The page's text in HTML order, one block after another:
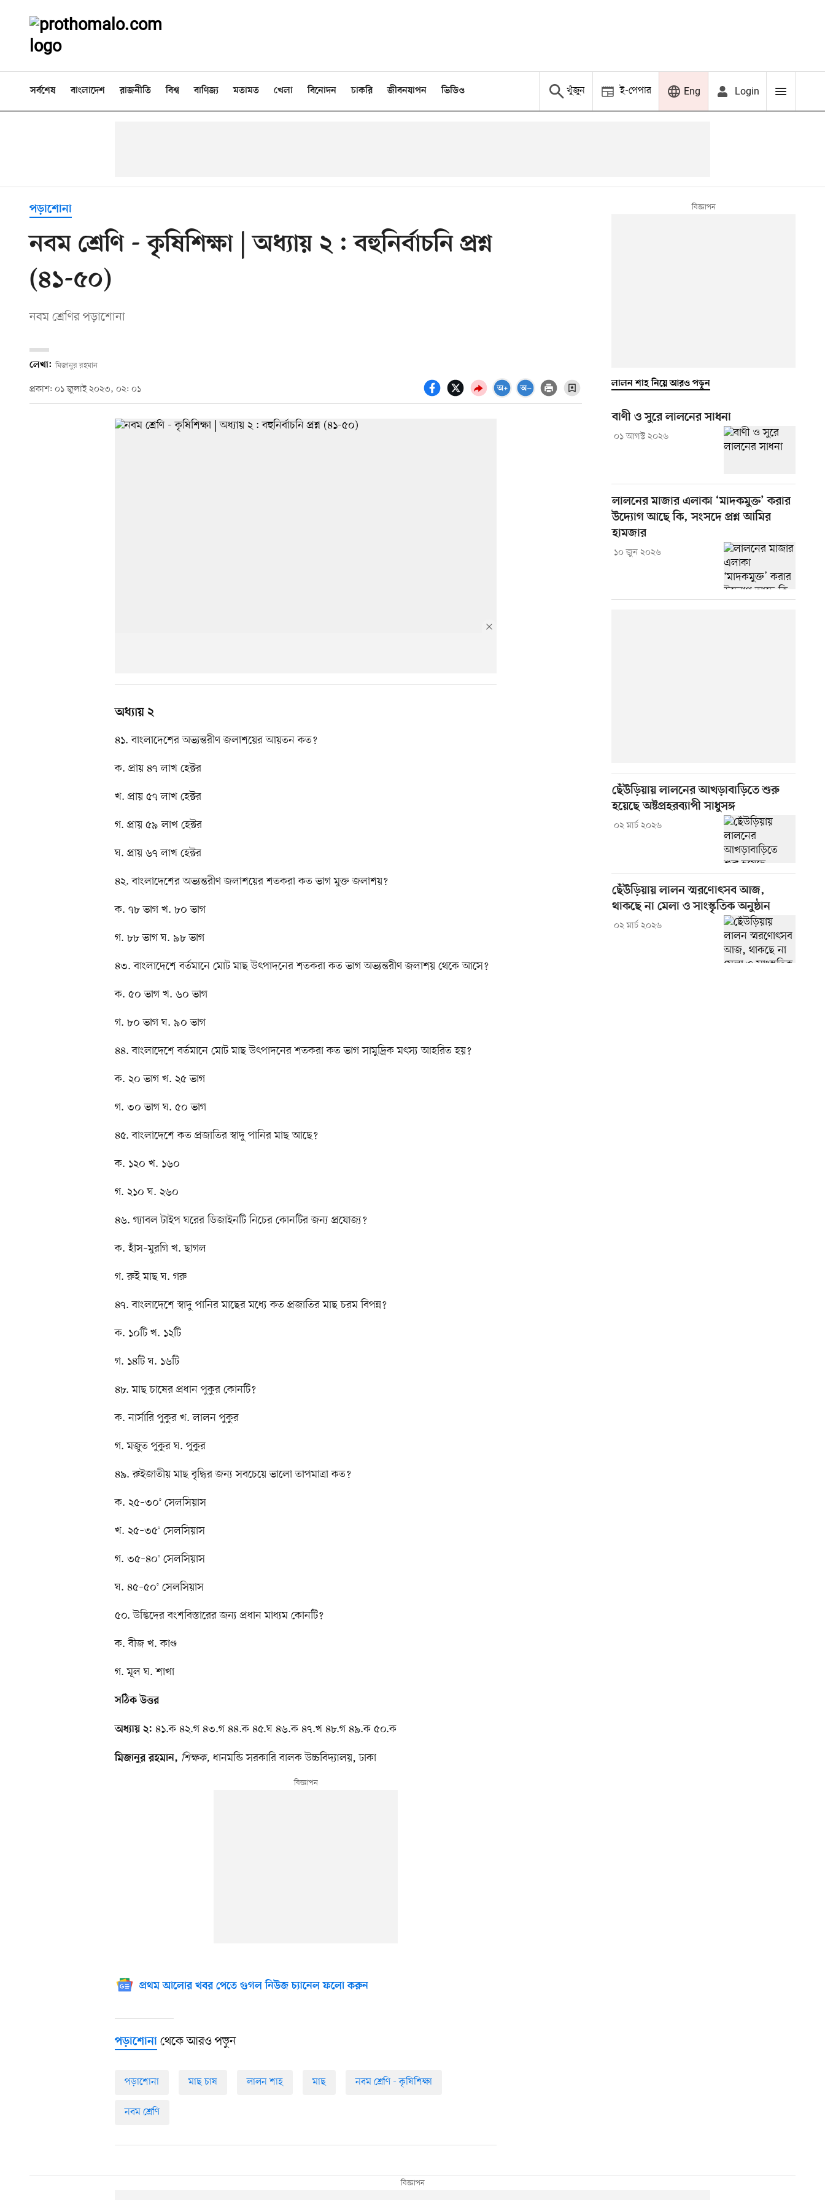
সর্বশেষ বাংলাদেশ রাজনীতি বিশ্ব বাণিজ্য মতামত খেলা বিনোদন চাকরি জীবনযাপন ভিডিও খুঁজুন ই-পেপার Eng Login
পড়াশোনা
নবম শ্রেণি - কৃষিশিক্ষা | অধ্যায় ২ : বহুনির্বাচনি প্রশ্ন
(৪১-৫০)
নবম শ্রেণির পড়াশোনা
লেখা: মিজানুর রহমান
প্রকাশ: ০১ জুলাই ২০২৩, ০২: ০১
অধ্যায় ২
৪১. বাংলাদেশের অভ্যন্তরীণ জলাশয়ের আয়তন কত?
ক. প্রায় ৪৭ লাখ হেক্টর
খ. প্রায় ৫৭ লাখ হেক্টর
গ. প্রায় ৫৯ লাখ হেক্টর
ঘ. প্রায় ৬৭ লাখ হেক্টর
৪২. বাংলাদেশের অভ্যন্তরীণ জলাশয়ের শতকরা কত ভাগ মুক্ত জলাশয়?
ক. ৭৮ ভাগ খ. ৮০ ভাগ
গ. ৮৮ ভাগ ঘ. ৯৮ ভাগ
৪৩. বাংলাদেশে বর্তমানে মোট মাছ উৎপাদনের শতকরা কত ভাগ অভ্যন্তরীণ জলাশয় থেকে আসে?
ক. ৫০ ভাগ খ. ৬০ ভাগ
গ. ৮০ ভাগ ঘ. ৯০ ভাগ
৪৪. বাংলাদেশে বর্তমানে মোট মাছ উৎপাদনের শতকরা কত ভাগ সামুদ্রিক মৎস্য আহরিত হয়?
ক. ২০ ভাগ খ. ২৫ ভাগ
গ. ৩০ ভাগ ঘ. ৫০ ভাগ
৪৫. বাংলাদেশে কত প্রজাতির স্বাদু পানির মাছ আছে?
ক. ১২০ খ. ১৬০
গ. ২১০ ঘ. ২৬০
৪৬. গ্যাবল টাইপ ঘরের ডিজাইনটি নিচের কোনটির জন্য প্রযোজ্য?
ক. হাঁস–মুরগি খ. ছাগল
গ. রুই মাছ ঘ. গরু
৪৭. বাংলাদেশে স্বাদু পানির মাছের মধ্যে কত প্রজাতির মাছ চরম বিপন্ন?
ক. ১০টি খ. ১২টি
গ. ১৪টি ঘ. ১৬টি
৪৮. মাছ চাষের প্রধান পুকুর কোনটি?
ক. নার্সারি পুকুর খ. লালন পুকুর
গ. মজুত পুকুর ঘ. পুকুর
৪৯. রুইজাতীয় মাছ বৃদ্ধির জন্য সবচেয়ে ভালো তাপমাত্রা কত?
ক. ২৫–৩০° সেলসিয়াস
খ. ২৫–৩৫° সেলসিয়াস
গ. ৩৫–৪০° সেলসিয়াস
ঘ. ৪৫–৫০° সেলসিয়াস
৫০. উদ্ভিদের বংশবিস্তারের জন্য প্রধান মাধ্যম কোনটি?
ক. বীজ খ. কাণ্ড
গ. মূল ঘ. শাখা
সঠিক উত্তর
অধ্যায় ২: ৪১.ক ৪২.গ ৪৩.গ ৪৪.ক ৪৫.ঘ ৪৬.ক ৪৭.খ ৪৮.গ ৪৯.ক ৫০.ক
মিজানুর রহমান, শিক্ষক, ধানমন্ডি সরকারি বালক উচ্চবিদ্যালয়, ঢাকা
প্রথম আলোর খবর পেতে গুগল নিউজ চ্যানেল ফলো করুন
পড়াশোনা থেকে আরও পড়ুন
পড়াশোনা মাছ চাষ লালন শাহ মাছ নবম শ্রেণি - কৃষিশিক্ষা
নবম শ্রেণি
লালন শাহ নিয়ে আরও পড়ুন
বাণী ও সুরে লালনের সাধনা
০১ আগস্ট ২০২৬
লালনের মাজার এলাকা ‘মাদকমুক্ত’ করার
উদ্যোগ আছে কি, সংসদে প্রশ্ন আমির
হামজার
১০ জুন ২০২৬
ছেঁউড়িয়ায় লালনের আখড়াবাড়িতে শুরু
হয়েছে অষ্টপ্রহরব্যাপী সাধুসঙ্গ
০২ মার্চ ২০২৬
ছেঁউড়িয়ায় লালন স্মরণোৎসব আজ,
থাকছে না মেলা ও সাংস্কৃতিক অনুষ্ঠান
০২ মার্চ ২০২৬